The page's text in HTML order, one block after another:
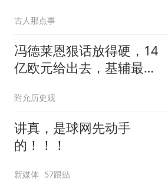
古人那点事
冯德莱恩狠话放得硬，14
亿欧元给出去，基辅最缺
附允历史观
讲真，是球网先动手
的！！！
新媒体 57跟贴